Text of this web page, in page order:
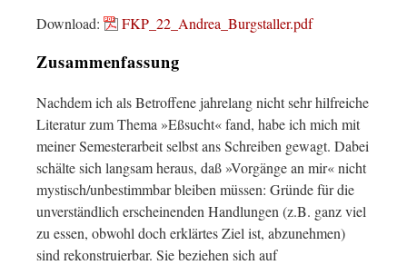
Download:
FKP_22_Andrea_Burgstaller.pdf
Zusammenfassung
Nachdem ich als Betroffene jahrelang nicht sehr hilfreiche
Literatur zum Thema »Eßsucht« fand, habe ich mich mit
meiner Semesterarbeit selbst ans Schreiben gewagt. Dabei
schälte sich langsam heraus, daß »Vorgänge an mir« nicht
mystisch/unbestimmbar bleiben müssen: Gründe für die
unverständlich erscheinenden Handlungen (z.B. ganz viel
zu essen, obwohl doch erklärtes Ziel ist, abzunehmen)
sind rekonstruierbar. Sie beziehen sich auf